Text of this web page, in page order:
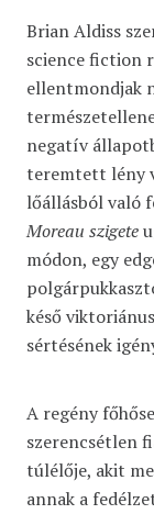
Brian Aldiss
science fiction
ellentmondjak
negatív
teremtett lény
lőállásból való
Moreau szigete
módon, egy
késő
sértésének
A regény
szerencsétlen
túlélője, akit
annak a